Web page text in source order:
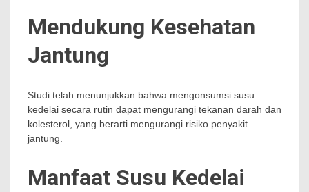
Mendukung Kesehatan
Jantung
Studi telah menunjukkan bahwa mengonsumsi susu
kedelai secara rutin dapat mengurangi tekanan darah dan
kolesterol, yang berarti mengurangi risiko penyakit
jantung.
Manfaat Susu Kedelai